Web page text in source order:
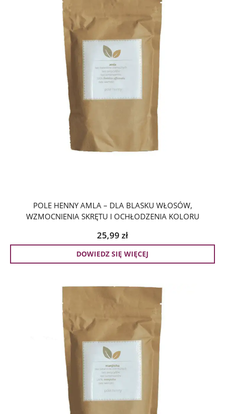
POLE HENNY AMLA – DLA BLASKU WŁOSÓW,
WZMOCNIENIA SKRĘTU I OCHŁODZENIA KOLORU
25,99 zł
DOWIEDZ SIĘ WIĘCEJ